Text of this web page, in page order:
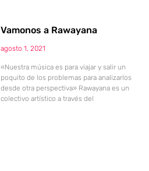
Vamonos a Rawayana
agosto 1, 2021
«Nuestra música es para viajar y salir un
poquito de los problemas para analizarlos
desde otra perspectiva» Rawayana es un
colectivo artístico a través del